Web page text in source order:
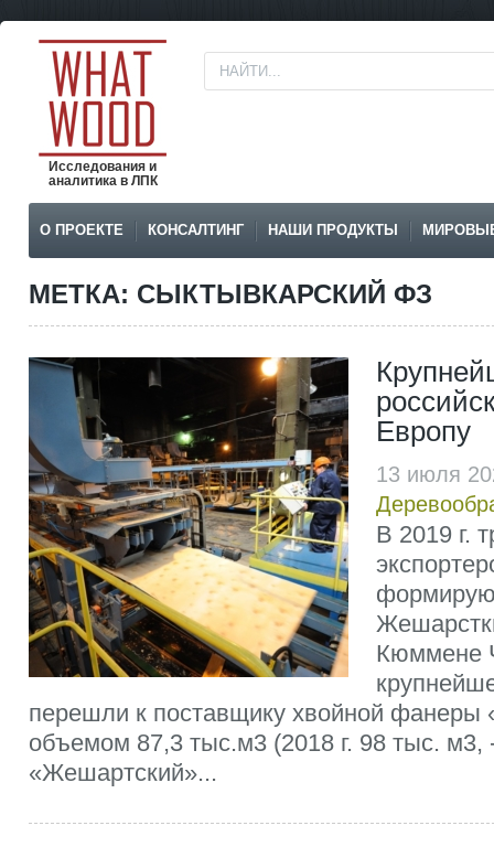
Исследования и
аналитика в ЛПК
О ПРОЕКТЕ КОНСАЛТИНГ НАШИ ПРОДУКТЫ
МЕТКА: СЫКТЫВКАРСКИЙ ФЗ
Европу
13 июля
В 2019 г.
Кюммене
перешли к поставщику хвойной
объемом 87,3 тыс.м3 (2018 г. 98 тыс. м3,
«Жешартский»...